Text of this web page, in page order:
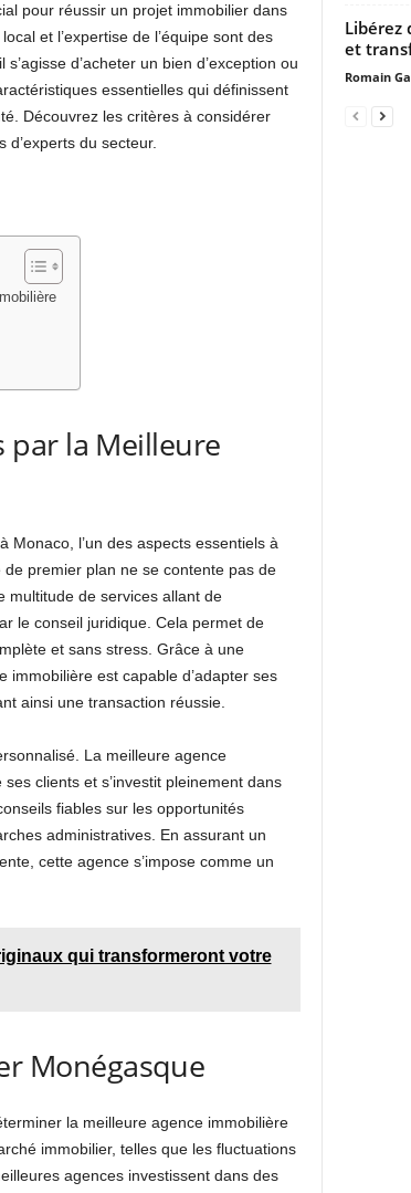
pour réussir un projet immobilier dans
et l’expertise de l’équipe sont des
d’acheter un bien d’exception ou
essentielles qui définissent
Découvrez les critères à considérer
du secteur.
par la Meilleure
Monaco, l’un des aspects essentiels à
premier plan ne se contente pas de
multitude de services allant de
le conseil juridique. Cela permet de
et sans stress. Grâce à une
est capable d’adapter ses
ainsi une transaction réussie.
La meilleure agence
clients et s’investit pleinement dans
fiables sur les opportunités
administratives. En assurant un
cette agence s’impose comme un
qui transformeront votre
Monégasque
la meilleure agence immobilière
immobilier, telles que les fluctuations
agences investissent dans des
Libérez
et
Romain